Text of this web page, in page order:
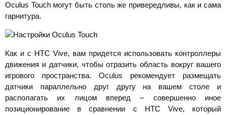
Oculus Touch могут быть столь же привередливы, как и сама
гарнитура.
Как и с HTC Vive, вам придется использовать контроллеры
движения и датчики, чтобы отразить область вокруг вашего
игрового пространства. Oculus рекомендует размещать
датчики параллельно друг другу на вашем столе и
располагать их лицом вперед – совершенно иное
позиционирование в сравнении с HTC Vive, который